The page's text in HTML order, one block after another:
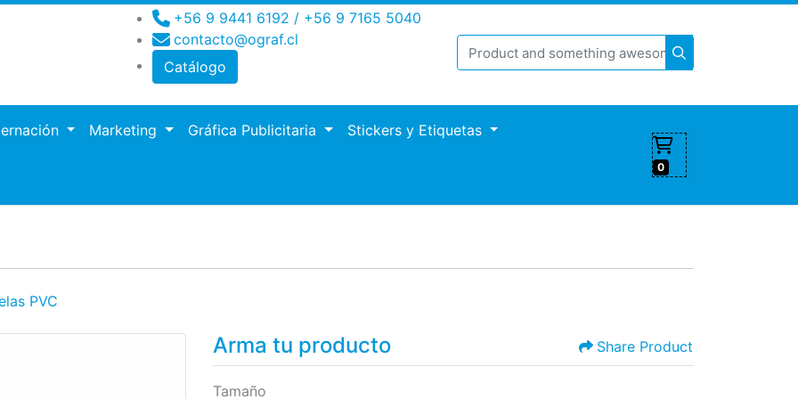
+56 9 9441 6192 / +56 9 7165 5040
contacto@ograf.cl
Catálogo
Marketing Gráfica Publicitaria Stickers y Etiquetas
0
PVC
Arma tu producto Share Product
Tamaño